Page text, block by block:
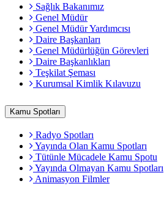
Sağlık Bakanımız
Genel Müdür
Genel Müdür Yardımcısı
Daire Başkanları
Genel Müdürlüğün Görevleri
Daire Başkanlıkları
Teşkilat Şeması
Kurumsal Kimlik Kılavuzu
Kamu Spotları
Radyo Spotları
Yayında Olan Kamu Spotları
Tütünle Mücadele Kamu Spotu
Yayında Olmayan Kamu Spotları
Animasyon Filmler